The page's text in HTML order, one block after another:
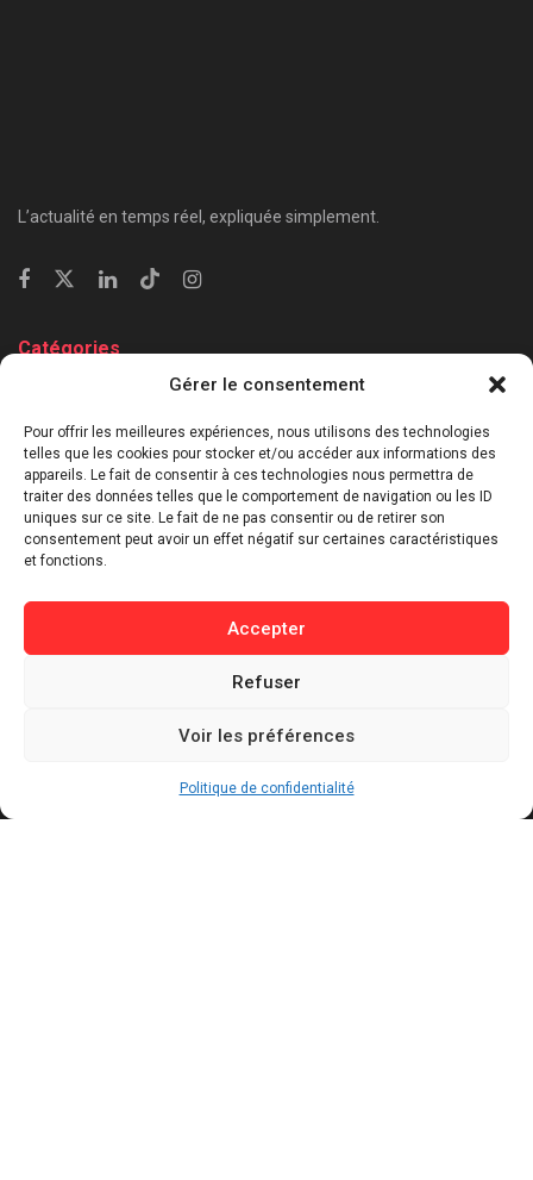
Gérer le consentement
Pour offrir les meilleures expériences, nous utilisons des technologies
telles que les cookies pour stocker et/ou accéder aux informations des
appareils. Le fait de consentir à ces technologies nous permettra de
traiter des données telles que le comportement de navigation ou les ID
uniques sur ce site. Le fait de ne pas consentir ou de retirer son
consentement peut avoir un effet négatif sur certaines caractéristiques
et fonctions.
Accepter
Refuser
Voir les préférences
Politique de confidentialité
L’actualité en temps réel, expliquée simplement.
Catégories
Économie & Business
⁠Culture & Divertissement
⁠Tech & Innovation
Sport
Lifestyle
Politique de confidentialité
Politique de cookies